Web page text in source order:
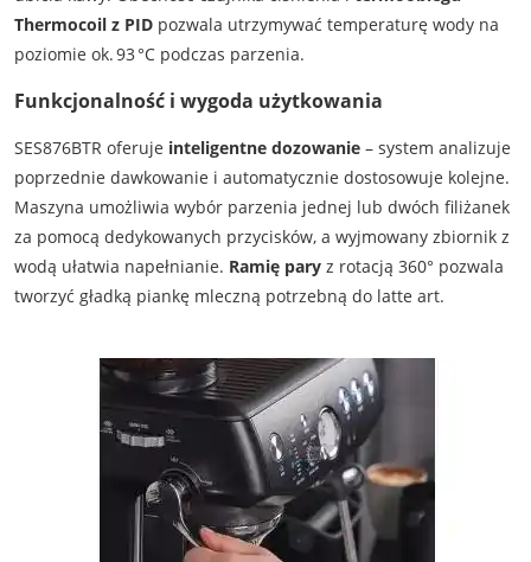
Thermocoil z PIDpozwala utrzymywać temperaturę wody na
poziomie ok. 93 °C podczas parzenia.
Funkcjonalność i wygoda użytkowania
SES876BTR oferuje inteligentne dozowanie– system analizuje
poprzednie dawkowanie i automatycznie dostosowuje kolejne.
Maszyna umożliwia wybór parzenia jednej lub dwóch filiżanek
za pomocą dedykowanych przycisków, a wyjmowany zbiornik z
wodą ułatwia napełnianie. Ramię paryz rotacją 360° pozwala
tworzyć gładką piankę mleczną potrzebną do latte art.